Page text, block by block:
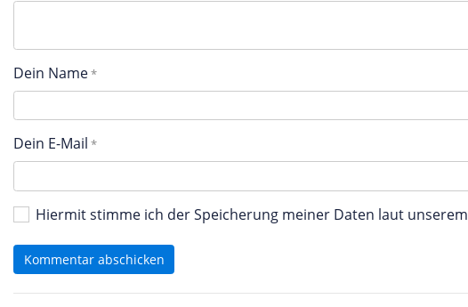
Dein Name
Dein E-Mail
Hiermit stimme ich der Speicherung meiner Daten laut unserem
Kommentar abschicken